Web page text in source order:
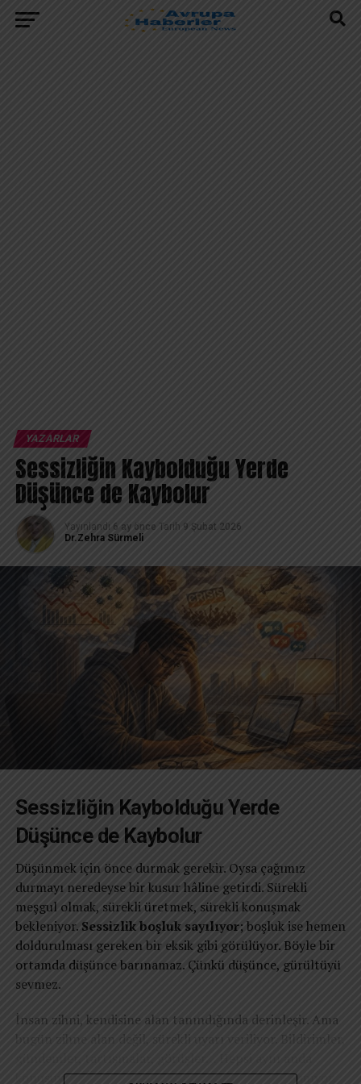
YAZARLAR
Sessizliğin Kaybolduğu Yerde
Düşünce de Kaybolur
Yayınlandı 6 ay önce Tarih 9 Şubat 2026
Dr.Zehra Sürmeli
Sessizliğin Kaybolduğu Yerde
Düşünce de Kaybolur
Düşünmek için önce durmak gerekir. Oysa çağımız
durmayı neredeyse bir kusur hâline getirdi. Sürekli
meşgul olmak, sürekli üretmek, sürekli konuşmak
bekleniyor. Sessizlik boşluk sayılıyor; boşluk ise hemen
doldurulması gereken bir eksik gibi görülüyor. Böyle bir
ortamda düşünce barınamaz. Çünkü düşünce, gürültüyü
sevmez.
İnsan zihni, kendisine alan tanındığında derinleşir. Ama
bugün zihne alan değil, sürekli uyarı veriliyor. Bildirimler,
konuşuyor. Bu kalabalıkta insan kendi sesini duyamıyor.